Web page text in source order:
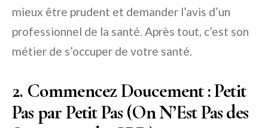
mieux être prudent et demander l’avis d’un
professionnel de la santé. Après tout, c’est son
métier de s’occuper de votre santé.
2. Commencez Doucement : Petit
Pas par Petit Pas (On N’Est Pas des